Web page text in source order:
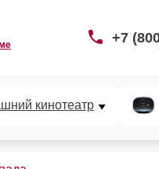
+7
кинотеатр